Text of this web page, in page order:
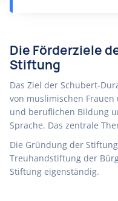
Die Förderziele
Stiftung
Das Ziel der Schubert-
von muslimischen
und beruflichen Bildung
Sprache. Das zentrale
Die Gründung der
Treuhandstiftung der
Stiftung eigenständig.